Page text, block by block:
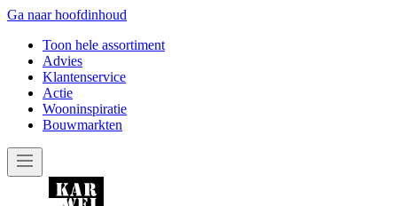
Ga naar hoofdinhoud
Toon hele assortiment
Advies
Klantenservice
Actie
Wooninspiratie
Bouwmarkten